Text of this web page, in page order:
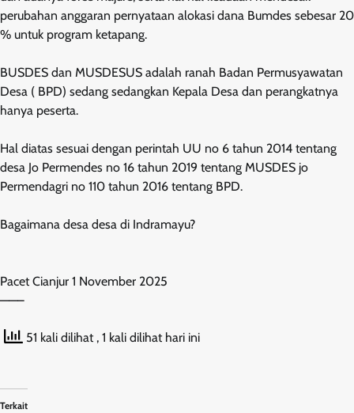
perubahan anggaran pernyataan alokasi dana Bumdes sebesar 20
% untuk program ketapang.
BUSDES dan MUSDESUS adalah ranah Badan Permusyawatan
Desa ( BPD) sedang sedangkan Kepala Desa dan perangkatnya
hanya peserta.
Hal diatas sesuai dengan perintah UU no 6 tahun 2014 tentang
desa Jo Permendes no 16 tahun 2019 tentang MUSDES jo
Permendagri no 110 tahun 2016 tentang BPD.
Bagaimana desa desa di Indramayu?
Pacet Cianjur 1 November 2025
——–
51 kali dilihat , 1 kali dilihat hari ini
Terkait